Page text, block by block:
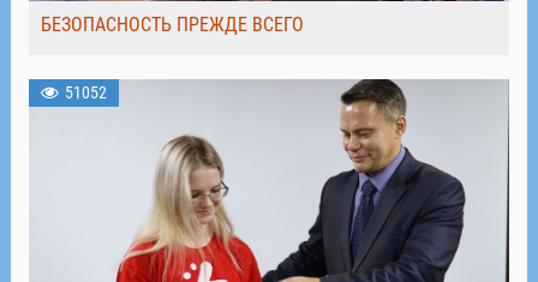
БЕЗОПАСНОСТЬ ПРЕЖДЕ ВСЕГО
51052